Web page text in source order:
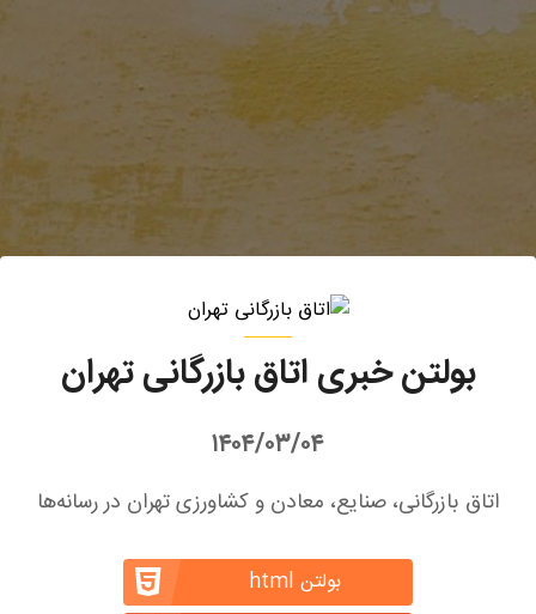
بولتن خبری اتاق بازرگانی تهران
۱۴۰۴/۰۳/۰۴
اتاق بازرگانی، صنایع، معادن و کشاورزی تهران در رسانه‌ها
بولتن html